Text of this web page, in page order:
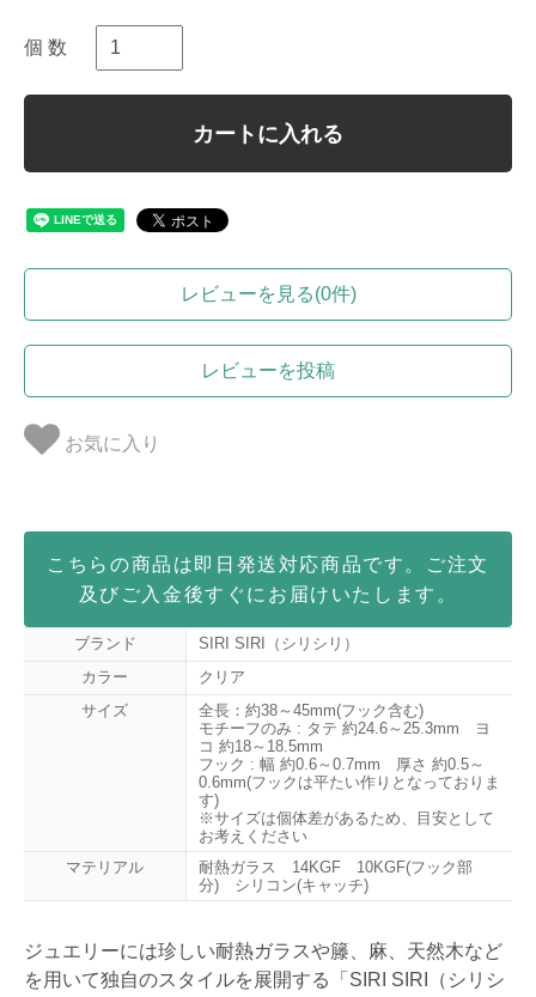
個 数
カートに入れる
レビューを見る(0件)
レビューを投稿
お気に入り
こちらの商品は即日発送対応商品です。ご注文
及びご入金後すぐにお届けいたします。
ブランド
SIRI SIRI（シリシリ）
カラー
クリア
サイズ
全長：約38～45mm(フック含む)
モチーフのみ : タテ 約24.6～25.3mm ヨ
コ 約18～18.5mm
フック : 幅 約0.6～0.7mm 厚さ 約0.5～
0.6mm(フックは平たい作りとなっておりま
す)
※サイズは個体差があるため、目安として
お考えください
マテリアル
耐熱ガラス 14KGF 10KGF(フック部
分) シリコン(キャッチ)
ジュエリーには珍しい耐熱ガラスや籐、麻、天然木など
を用いて独自のスタイルを展開する「SIRI SIRI（シリシ